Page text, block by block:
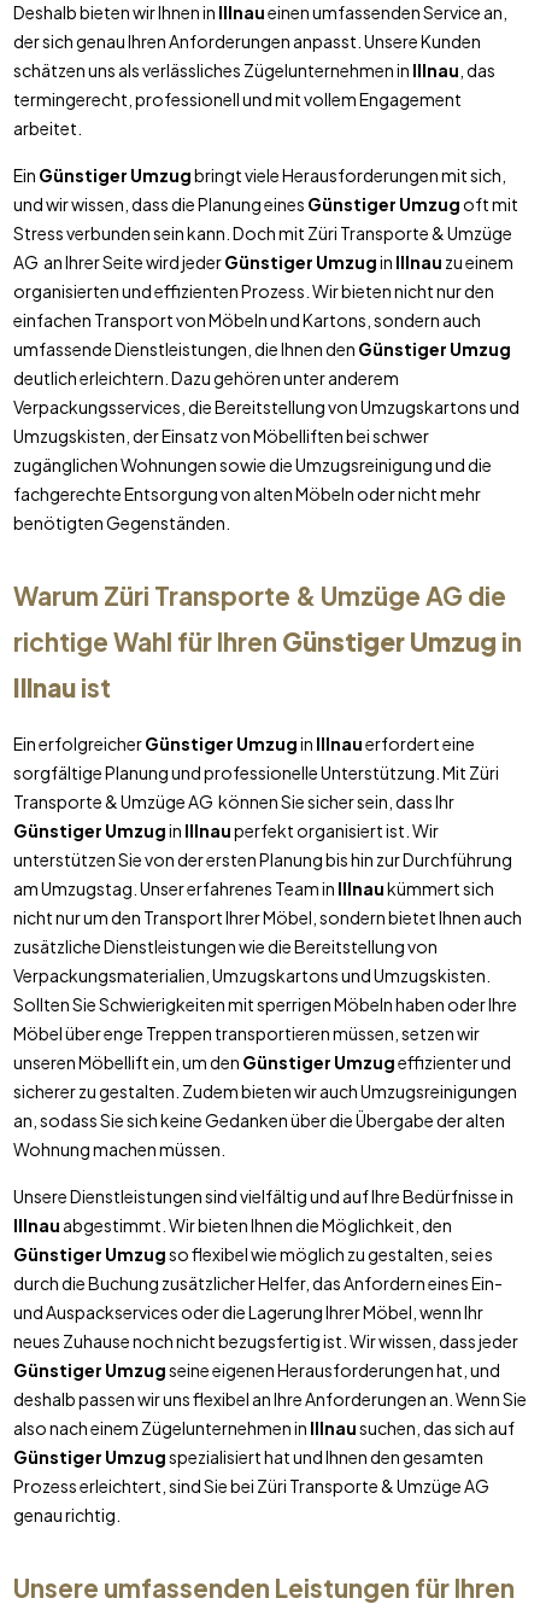
Deshalb bieten wir Ihnen in Illnaueinen umfassenden Service an,
der sich genau Ihren Anforderungen anpasst. Unsere Kunden
schätzen uns als verlässliches Zügelunternehmen in Illnau , das
termingerecht, professionell und mit vollem Engagement
arbeitet.
Ein Günstiger Umzugbringt viele Herausforderungen mit sich,
und wir wissen, dass die Planung eines Günstiger Umzugoft mit
Stress verbunden sein kann. Doch mit Züri Transporte & Umzüge
AG an Ihrer Seite wird jederGünstiger Umzugin Illnau zu einem
organisierten und effizienten Prozess. Wir bieten nicht nur den
einfachen Transport von Möbeln und Kartons, sondern auch
umfassende Dienstleistungen, die Ihnen den Günstiger Umzug
deutlich erleichtern. Dazu gehören unter anderem
Verpackungsservices, die Bereitstellung von Umzugskartons und
Umzugskisten, der Einsatz von Möbelliften bei schwer
zugänglichen Wohnungen sowie die Umzugsreinigung und die
fachgerechte Entsorgung von alten Möbeln oder nicht mehr
benötigten Gegenständen.
Warum Züri Transporte & Umzüge AG die
richtige Wahl für Ihren Günstiger Umzug in
Illnauist
Ein erfolgreicherGünstiger Umzugin Illnauerfordert eine
sorgfältige Planung und professionelle Unterstützung. Mit Züri
Transporte & Umzüge AG können Sie sicher sein, dass Ihr
Günstiger Umzugin Illnauperfekt organisiert ist. Wir
unterstützen Sie von der ersten Planung bis hin zur Durchführung
am Umzugstag. Unser erfahrenes Team in Illnaukümmert sich
nicht nur um den Transport Ihrer Möbel, sondern bietet Ihnen auch
zusätzliche Dienstleistungen wie die Bereitstellung von
Verpackungsmaterialien, Umzugskartons und Umzugskisten.
Sollten Sie Schwierigkeiten mit sperrigen Möbeln haben oder Ihre
Möbel über enge Treppen transportieren müssen, setzen wir
unseren Möbellift ein, um den Günstiger Umzugeffizienter und
sicherer zu gestalten. Zudem bieten wir auch Umzugsreinigungen
an, sodass Sie sich keine Gedanken über die Übergabe der alten
Wohnung machen müssen.
Unsere Dienstleistungen sind vielfältig und auf Ihre Bedürfnisse in
Illnau abgestimmt. Wir bieten Ihnen die Möglichkeit, den
Günstiger Umzugso flexibel wie möglich zu gestalten, sei es
durch die Buchung zusätzlicher Helfer, das Anfordern eines Ein-
und Auspackservices oder die Lagerung Ihrer Möbel, wenn Ihr
neues Zuhause noch nicht bezugsfertig ist. Wir wissen, dass jeder
Günstiger Umzugseine eigenen Herausforderungen hat, und
deshalb passen wir uns flexibel an Ihre Anforderungen an. Wenn Sie
also nach einem Zügelunternehmen in Illnausuchen, das sich auf
Günstiger Umzugspezialisiert hat und Ihnen den gesamten
Prozess erleichtert, sind Sie bei Züri Transporte & Umzüge AG
genau richtig.
Unsere umfassenden Leistungen für Ihren